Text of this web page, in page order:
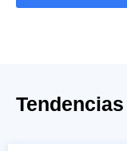
Tendencias